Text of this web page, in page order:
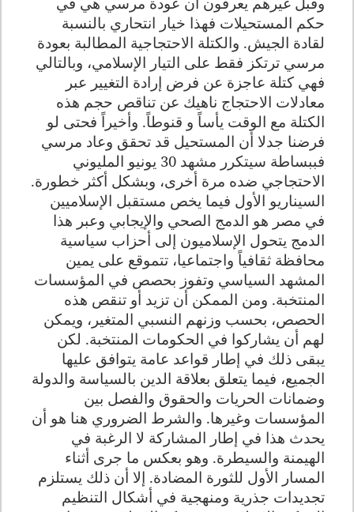
حكم المستحيلات فهذا خيار انتحاري بالنسبة
لقادة الجيش. والكتلة الاحتجاجية المطالبة بعودة
مرسي ترتكز فقط على التيار الإسلامي، وبالتالي
فهي كتلة عاجزة عن فرض إرادة التغيير عبر
معادلات الاحتجاج ناهيك عن تناقص حجم هذه
الكتلة مع الوقت يأساً و قنوطاً. وأخيراً فحتى لو
فرضنا جدلا أن المستحيل قد تحقق وعاد مرسي
فببساطة سيتكرر مشهد 30 يونيو المليوني
الاحتجاجي ضده مرة أخرى، وبشكل أكثر خطورة.
السيناريو الأول فيما يخص مستقبل الإسلاميين
في مصر هو الدمج الصحي والإيجابي وعبر هذا
الدمج يتحول الإسلاميون إلى أحزاب سياسية
محافظة ثقافياً واجتماعيا، تتموقع على يمين
المشهد السياسي وتفوز بحصص في المؤسسات
المنتخبة. ومن الممكن أن تزيد أو تنقص هذه
الحصص، بحسب وزنهم النسبي المتغير، ويمكن
لهم أن يشاركوا في الحكومات المنتخبة. لكن
يبقى ذلك في إطار قواعد عامة يتوافق عليها
الجميع، فيما يتعلق بعلاقة الدين بالسياسة والدولة
وضمانات الحريات والحقوق والفصل بين
المؤسسات وغيرها. والشرط الضروري هنا هو أن
يحدث هذا في إطار المشاركة لا الرغبة في
الهيمنة والسيطرة. وهو بعكس ما جرى أثناء
المسار الأول للثورة المضادة. إلا أن ذلك يستلزم
تجديدات جذرية ومنهجية في أشكال التنظيم